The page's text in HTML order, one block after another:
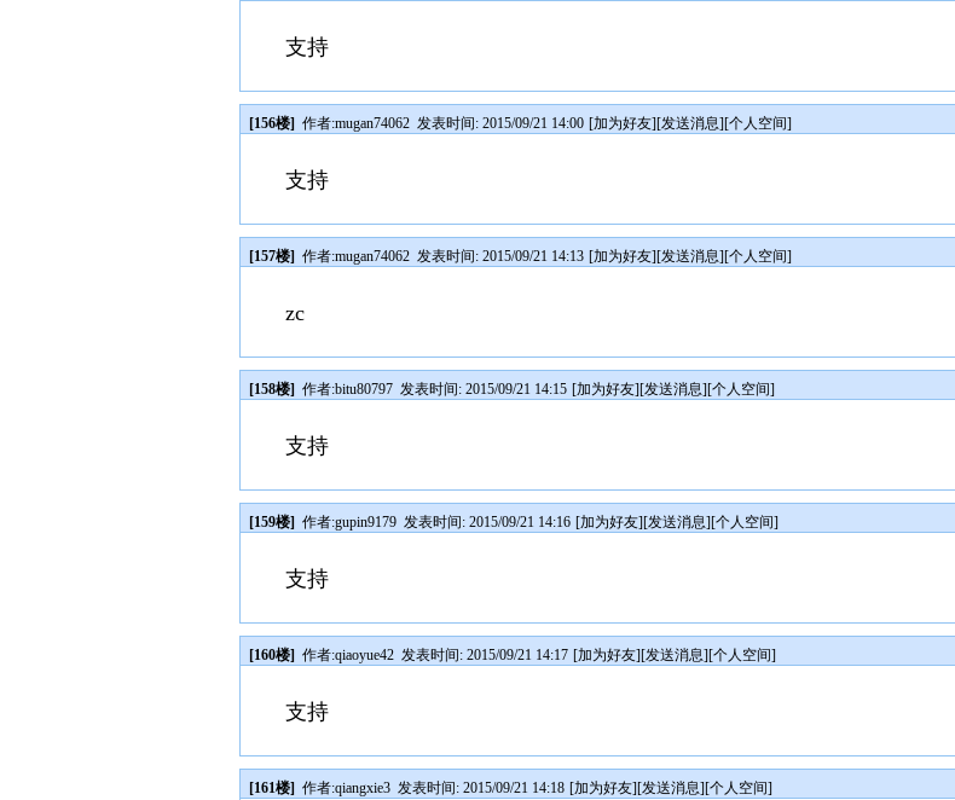
支持
[156楼] 作者:mugan74062 发表时间: 2015/09/21 14:00 [加为好友][发送消息][个人空间]
支持
[157楼] 作者:mugan74062 发表时间: 2015/09/21 14:13 [加为好友][发送消息][个人空间]
zc
[158楼] 作者:bitu80797 发表时间: 2015/09/21 14:15 [加为好友][发送消息][个人空间]
支持
[159楼] 作者:gupin9179 发表时间: 2015/09/21 14:16 [加为好友][发送消息][个人空间]
支持
[160楼] 作者:qiaoyue42 发表时间: 2015/09/21 14:17 [加为好友][发送消息][个人空间]
支持
[161楼] 作者:qiangxie3 发表时间: 2015/09/21 14:18 [加为好友][发送消息][个人空间]